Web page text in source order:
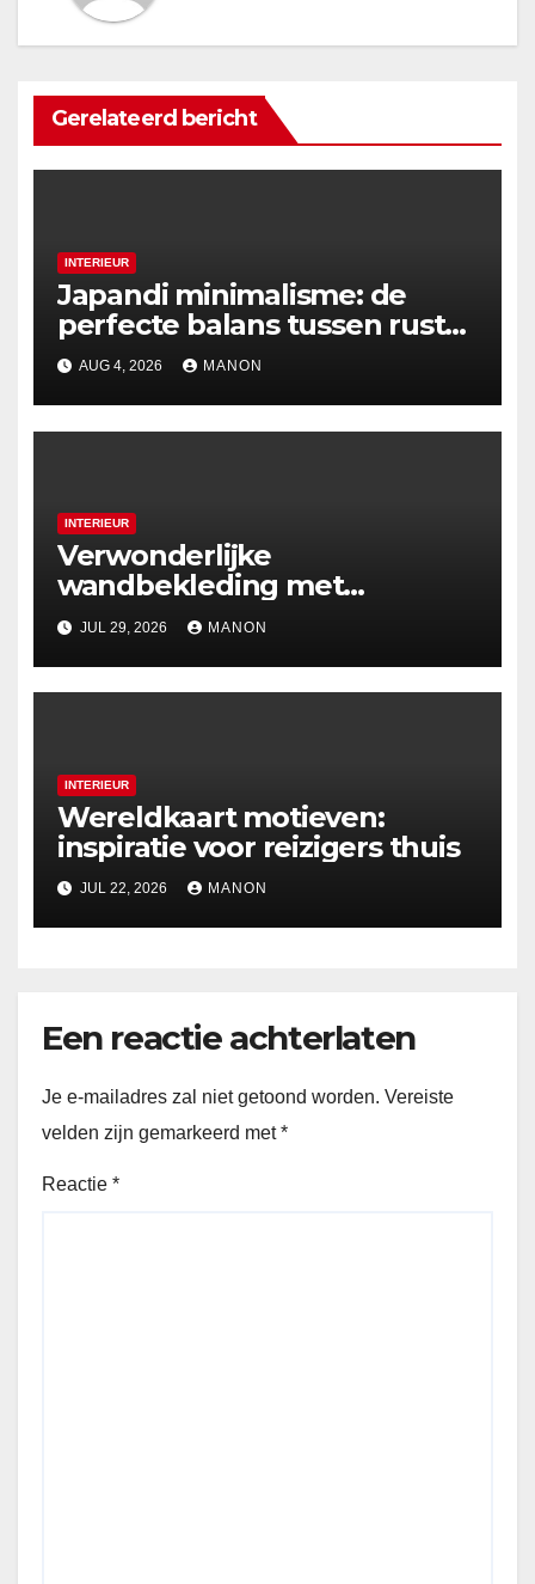
Gerelateerd bericht
INTERIEUR
Japandi minimalisme: de
perfecte balans tussen rust
en esthetiek
AUG 4, 2026 MANON
INTERIEUR
Verwonderlijke
wandbekleding met
holografische effecten
JUL 29, 2026 MANON
INTERIEUR
Wereldkaart motieven:
inspiratie voor reizigers thuis
JUL 22, 2026 MANON
Een reactie achterlaten
Je e-mailadres zal niet getoond worden. Vereiste
velden zijn gemarkeerd met*
Reactie *